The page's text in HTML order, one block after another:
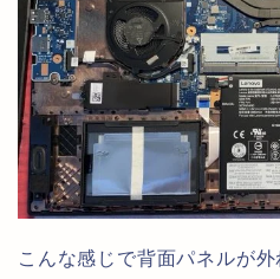
こんな感じで背面パネルが